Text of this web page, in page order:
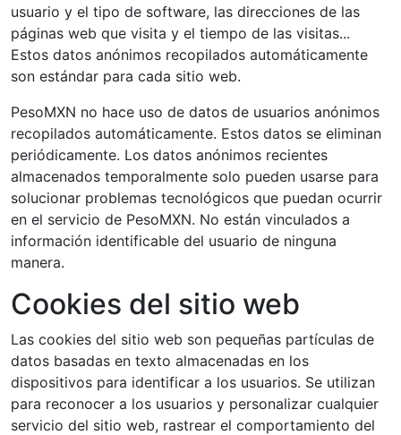
usuario y el tipo de software, las direcciones de las
páginas web que visita y el tiempo de las visitas...
Estos datos anónimos recopilados automáticamente
son estándar para cada sitio web.
PesoMXN no hace uso de datos de usuarios anónimos
recopilados automáticamente. Estos datos se eliminan
periódicamente. Los datos anónimos recientes
almacenados temporalmente solo pueden usarse para
solucionar problemas tecnológicos que puedan ocurrir
en el servicio de PesoMXN. No están vinculados a
información identificable del usuario de ninguna
manera.
Cookies del sitio web
Las cookies del sitio web son pequeñas partículas de
datos basadas en texto almacenadas en los
dispositivos para identificar a los usuarios. Se utilizan
para reconocer a los usuarios y personalizar cualquier
servicio del sitio web, rastrear el comportamiento del